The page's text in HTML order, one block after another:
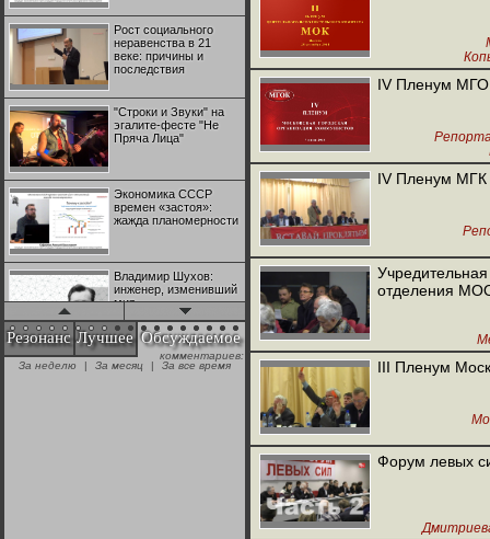
Рост социального
неравенства в 21
веке: причины и
последствия
"Строки и Звуки" на
эгалите-фесте "Не
Пряча Лица"
Экономика СССР
времен «застоя»:
жажда планомерности
Владимир Шухов:
инженер, изменивший
мир
"Аркадий Коц" на
эгалите-фесте "Не
Резонанс Лучшее Обсуждаемое
комментариев:
За неделю
| За месяц | За все время
IV Пленум
IV Пленум
отделения
III Пленум
Форум левых